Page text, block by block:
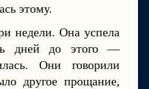
этому.
недели. Она успела
дней до этого —
Они говорили
другое прощание,